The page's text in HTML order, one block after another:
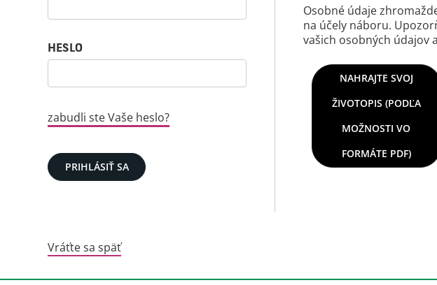
HESLO
zabudli ste Vaše heslo?
PRIHLÁSIŤ SA
Osobné údaje
na účely náboru.
vašich osobných údajov
NAHRAJTE SVOJ
ŽIVOTOPIS (PODĽA
MOŽNOSTI VO
FORMÁTE PDF)
Nahrajte svoj životopis (podľa možnosti
Vráťte sa späť